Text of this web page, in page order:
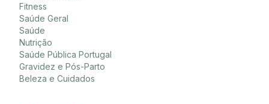
Fitness
Saúde Geral
Saúde
Nutrição
Saúde Pública Portugal
Gravidez e Pós-Parto
Beleza e Cuidados